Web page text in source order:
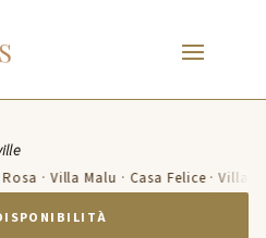
· Villa Malu · Casa Felice · Villa